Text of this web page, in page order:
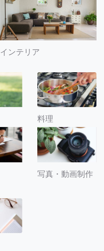
インテリア
料理
写真・動画制作